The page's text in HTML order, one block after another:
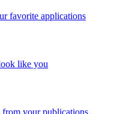
favorite applications
like you